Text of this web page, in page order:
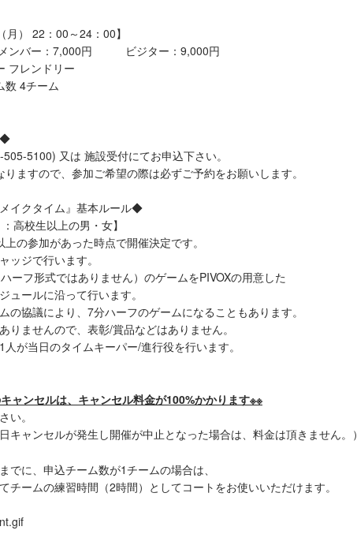
月） 22：00～24：00】
メンバー：7,000円 ビジター：9,000円
フレンドリー
数 4チーム
◆
5100) 又は 施設受付にてお申込下さい。
りますので、参加ご希望の際は必ずご予約をお願いします。
イクタイム』基本ルール◆
：高校生以上の男・女】
上の参加があった時点で開催決定です。
ッジで行います。
ハーフ形式ではありません）のゲームをPIVOXの用意した
ュールに沿って行います。
の協議により、7分ハーフのゲームになることもあります。
りませんので、表彰/賞品などはありません。
人が当日のタイムキーパー/進行役を行います。
ャンセルは、キャンセル料金が100%かかります※※
い。
日キャンセルが発生し開催が中止となった場合は、料金は頂きません。）
でに、申込チーム数が1チームの場合は、
チームの練習時間（2時間）としてコートをお使いいただけます。